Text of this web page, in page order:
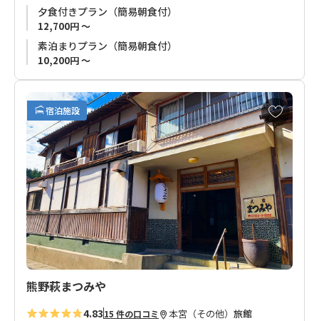
夕食付きプラン（簡易朝食付）
12,700円 ～
素泊まりプラン（簡易朝食付）
10,200円 ～
宿泊施設
お
気
に
入
り
に
追
加
熊野萩まつみや
4.8315 件の口コミ 本宮（その他） 旅館